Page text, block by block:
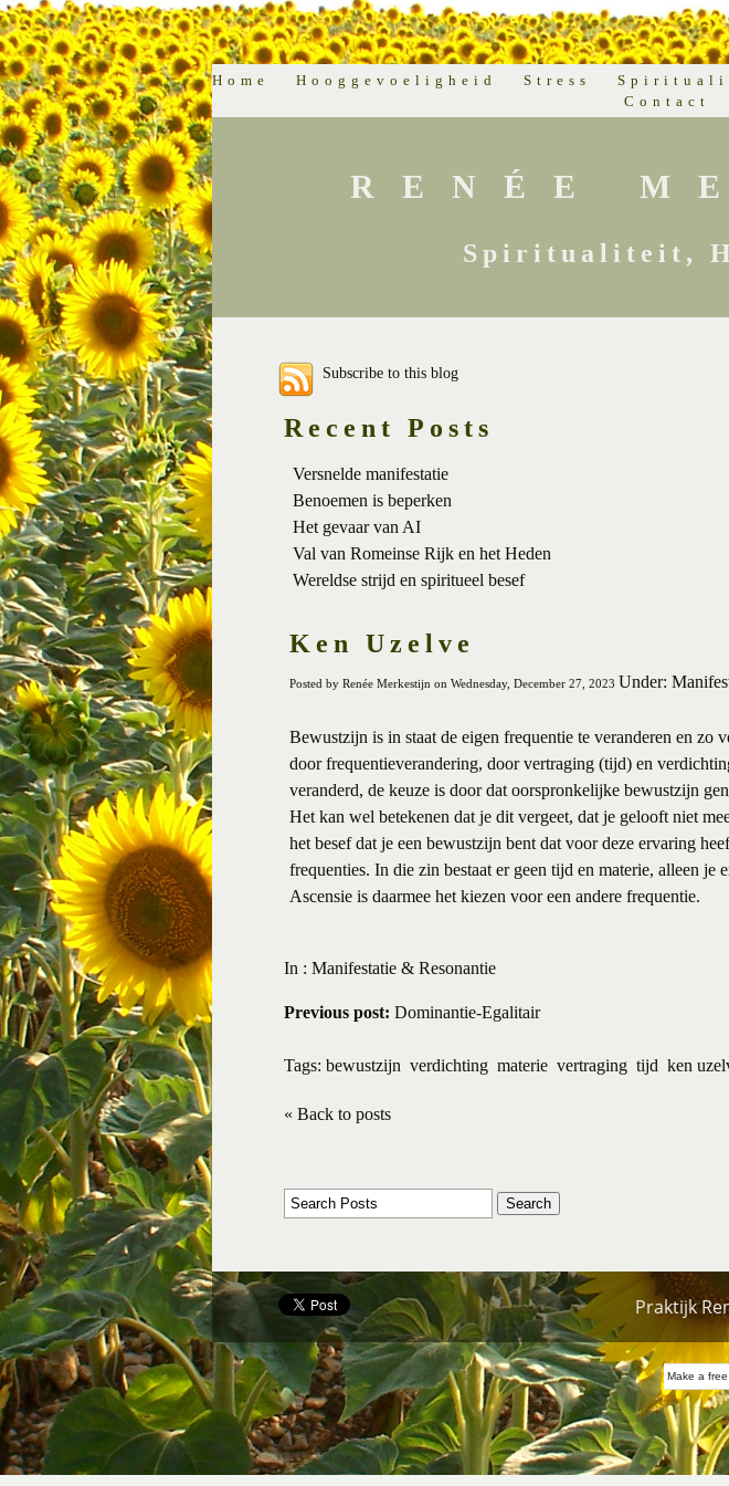
Home Hooggevoeligheid Stress
Contact
RENÉE
Spiritualiteit,
Subscribe to this blog
Recent Posts
Versnelde manifestatie
Benoemen is beperken
Het gevaar van AI
Val van Romeinse Rijk en het Heden
Wereldse strijd en spiritueel besef
Ken Uzelve
Posted by Renée Merkestijn on Wednesday, December 27, 2023 Under:
Bewustzijn is in staat de eigen frequentie te veranderen en zo
door frequentieverandering, door vertraging (tijd) en
veranderd, de keuze is door dat oorspronkelijke bewustzijn
Het kan wel betekenen dat je dit vergeet, dat je gelooft niet
het besef dat je een bewustzijn bent dat voor deze ervaring
frequenties. In die zin bestaat er geen tijd en materie, alleen
Ascensie is daarmee het kiezen voor een andere frequentie.
In : Manifestatie & Resonantie
Previous post: Dominantie-Egalitair
Tags: bewustzijn verdichting materie vertraging tijd ken
« Back to posts
Praktijk
Make a